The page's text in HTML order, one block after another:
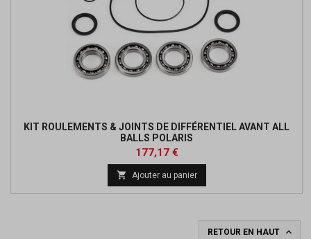
KIT ROULEMENTS & JOINTS DE DIFFÉRENTIEL AVANT ALL
BALLS POLARIS
Prix
177,17 €
 Ajouter au panier
RETOUR EN HAUT 